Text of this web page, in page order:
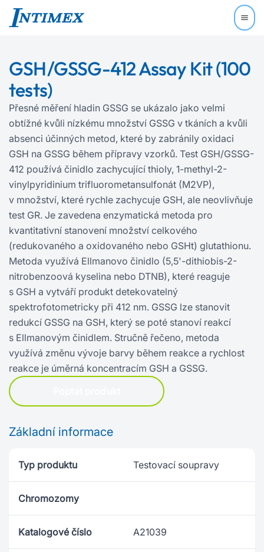
GSH/GSSG-412 Assay Kit (100
tests)
Přesné měření hladin GSSG se ukázalo jako velmi
obtížné kvůli nízkému množství GSSG v tkáních a kvůli
absenci účinných metod, které by zabránily oxidaci
GSH na GSSG během přípravy vzorků. Test GSH/GSSG-
412 používá činidlo zachycující thioly, 1-methyl-2-
vinylpyridinium trifluorometansulfonát (M2VP),
v množství, které rychle zachycuje GSH, ale neovlivňuje
test GR. Je zavedena enzymatická metoda pro
kvantitativní stanovení množství celkového
(redukovaného a oxidovaného nebo GSHt) glutathionu.
Metoda využívá Ellmanovo činidlo (5,5'-dithiobis-2-
nitrobenzoová kyselina nebo DTNB), které reaguje
s GSH a vytváří produkt detekovatelný
spektrofotometricky při 412 nm. GSSG lze stanovit
redukcí GSSG na GSH, který se poté stanoví reakcí
s Ellmanovým činidlem. Stručně řečeno, metoda
využívá změnu vývoje barvy během reakce a rychlost
reakce je úměrná koncentracím GSH a GSSG.
Základní informace
Typ produktu Testovací soupravy
Chromozomy
Katalogové číslo A21039